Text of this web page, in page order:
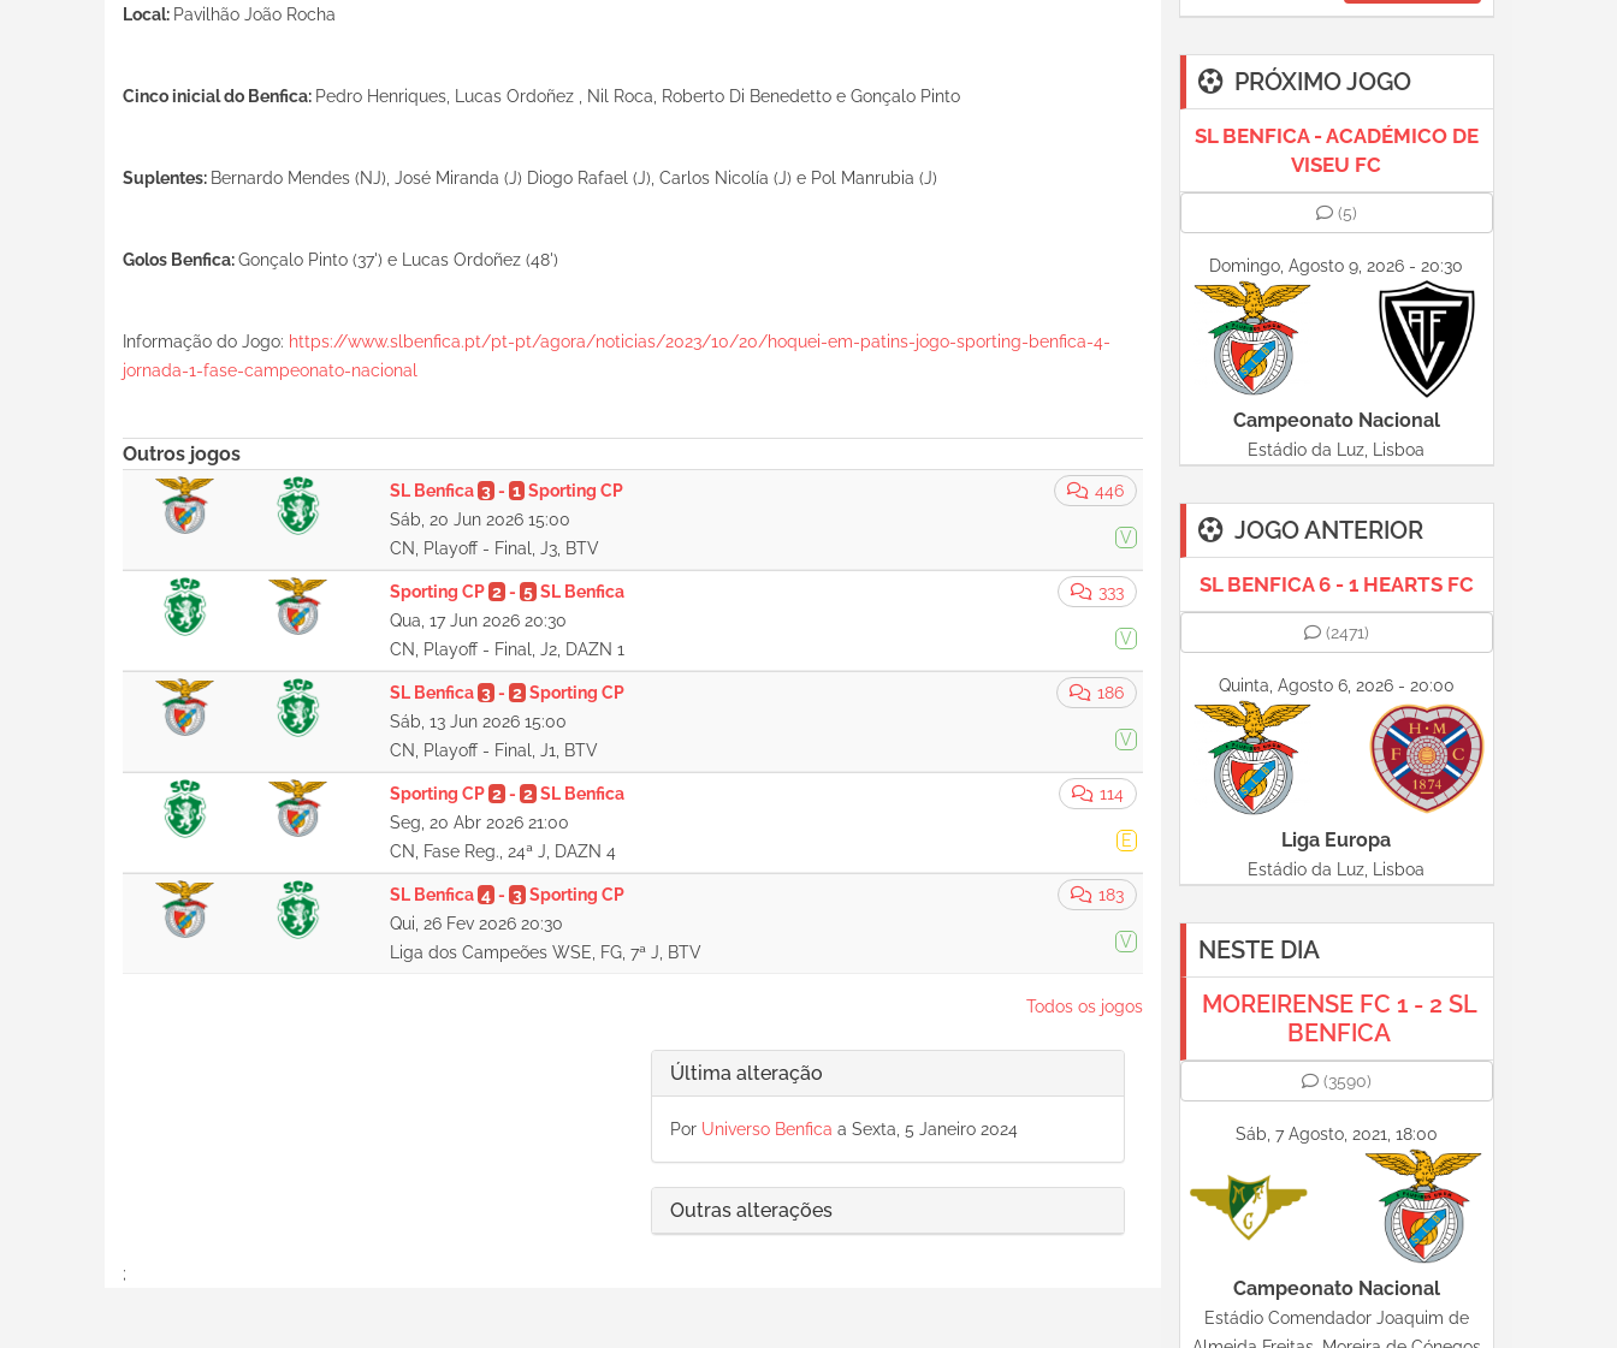
Local: Pavilhão João Rocha
Cinco inicial do Benfica: Pedro Henriques, Lucas Ordoñez , Nil Roca, Roberto Di Benedetto e Gonçalo Pinto
Suplentes: Bernardo Mendes (NJ), José Miranda (J) Diogo Rafael (J), Carlos Nicolía (J) e Pol Manrubia (J)
Golos Benfica:Gonçalo Pinto (37') e Lucas Ordoñez (48')
Informação do Jogo: https://www.slbenfica.pt/pt-pt/agora/noticias/2023/10/20/hoquei-em-patins-jogo-sporting-benfica-4-
jornada-1-fase-campeonato-nacional
Outros jogos
446
V
SL Benfica 3- 1 Sporting CP
Sáb, 20 Jun 2026 15:00
CN, Playoff - Final, J3, BTV
333
V
Sporting CP 2- 5 SL Benfica
Qua, 17 Jun 2026 20:30
CN, Playoff - Final, J2, DAZN 1
186
V
SL Benfica 3- 2 Sporting CP
Sáb, 13 Jun 2026 15:00
CN, Playoff - Final, J1, BTV
114
E
Sporting CP 2- 2 SL Benfica
Seg, 20 Abr 2026 21:00
CN, Fase Reg., 24ª J, DAZN 4
183
V
SL Benfica 4- 3 Sporting CP
Qui, 26 Fev 2026 20:30
Liga dos Campeões WSE, FG, 7ª J, BTV
Todos os jogos
Última alteração
Por Universo Benfica a Sexta, 5 Janeiro 2024
Outras alterações
;
PRÓXIMO JOGO
SL BENFICA - ACADÉMICO DE
VISEU FC
(5)
Domingo, Agosto 9, 2026 - 20:30
Campeonato Nacional
Estádio da Luz, Lisboa
JOGO ANTERIOR
SL BENFICA 6 - 1 HEARTS FC
(2471)
Quinta, Agosto 6, 2026 - 20:00
Liga Europa
Estádio da Luz, Lisboa
NESTE DIA
MOREIRENSE FC 1 - 2 SL
BENFICA
(3590)
Sáb, 7 Agosto, 2021, 18:00
Campeonato Nacional
Estádio Comendador Joaquim de